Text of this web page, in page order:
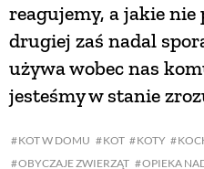
KOT W DOMU KOT KOTY
OBYCZAJE ZWIERZĄT
OPIEKA
reagujemy, a jakie nie
drugiej zaś nadal
używa wobec nas
jesteśmy w stanie
DLA
EKO